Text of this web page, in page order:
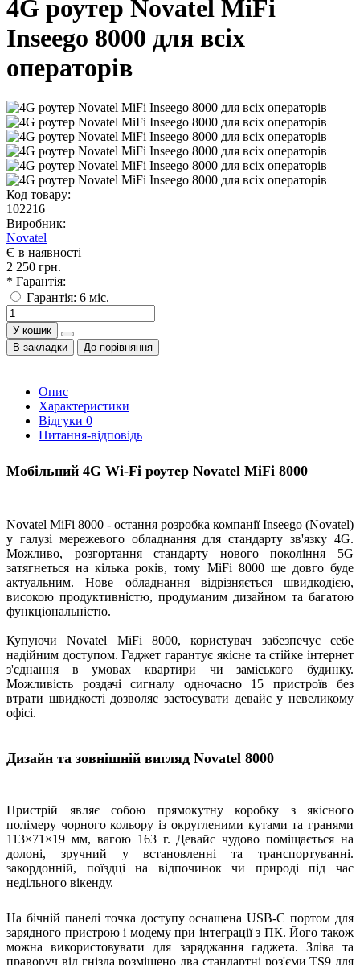
4G роутер Novatel MiFi
Inseego 8000 для всіх
операторів
Код товару:
102216
Виробник:
Novatel
Є в наявності
2 250 грн.
* Гарантія:
Гарантія: 6 міс.
У кошик
В закладки
До порівняння
Опис
Характеристики
Відгуки 0
Питання-відповідь
Мобільний 4G Wi-Fi роутер Novatel MiFi 8000
Novatel MiFi 8000 - остання розробка компанії Inseego (Novatel)
у галузі мережевого обладнання для стандарту зв'язку 4G.
Можливо, розгортання стандарту нового покоління 5G
затягнеться на кілька років, тому MiFi 8000 ще довго буде
актуальним. Нове обладнання відрізняється швидкодією,
високою продуктивністю, продуманим дизайном та багатою
функціональністю.
Купуючи Novatel MiFi 8000, користувач забезпечує себе
надійним доступом. Гаджет гарантує якісне та стійке інтернет
з'єднання в умовах квартири чи заміського будинку.
Можливість роздачі сигналу одночасно 15 пристроїв без
втрати швидкості дозволяє застосувати девайс у невеликому
офісі.
Дизайн та зовнішній вигляд Novatel 8000
Пристрій являє собою прямокутну коробку з якісного
полімеру чорного кольору із округленими кутами та гранями
113×71×19 мм, вагою 163 г. Девайс чудово поміщається на
долоні, зручний у встановленні та транспортуванні.
закордонній, поїздці на відпочинок чи природі під час
недільного вікенду.
На бічній панелі точка доступу оснащена USB-C портом для
зарядного пристрою і модему при інтеграції з ПК. Його також
можна використовувати для заряджання гаджета. Зліва та
праворуч від гнізда розміщено два стандартні роз'єми TS9 для